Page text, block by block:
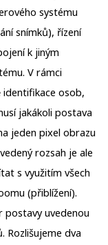
systému
snímků), řízení
k jiným
V rámci
osob,
jakákoli postava
jeden pixel obrazu
rozsah je ale
s využitím všech
(přiblížení).
postavy uvedenou
Rozlišujeme dva